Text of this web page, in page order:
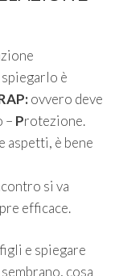
è
ovvero deve
– Protezione.
aspetti, è bene
si va
efficace.
e spiegare
cosa